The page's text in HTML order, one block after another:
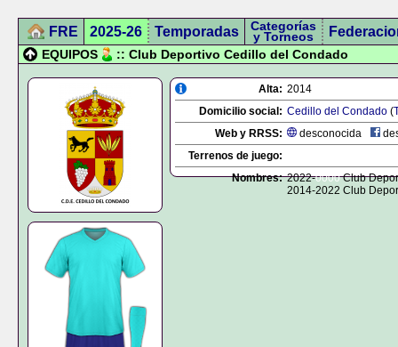
FRE 2025-26 Temporadas Categorías
y Torneos
EQUIPOS :: Club Deportivo Cedillo del Condado
Alta: 2014
Domicilio social: Cedillo del Condado (
Web y RRSS:
desconocida
Terrenos de juego:
Nombres: 2022-0000Club
2014-2022 Club